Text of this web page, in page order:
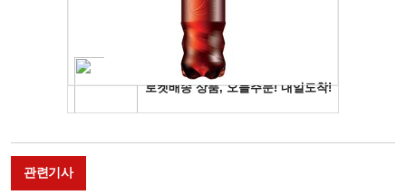
관련기사